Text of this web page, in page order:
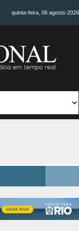
quinta-feira, 06 agosto 2026